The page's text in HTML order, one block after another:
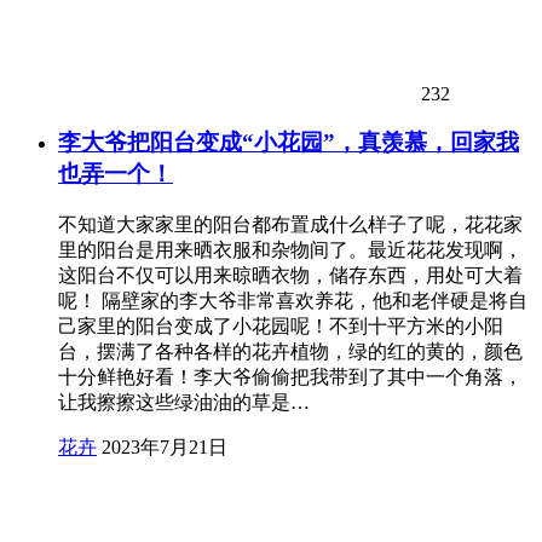
232
李大爷把阳台变成“小花园”，真羡慕，回家我
也弄一个！
不知道大家家里的阳台都布置成什么样子了呢，花花家
里的阳台是用来晒衣服和杂物间了。最近花花发现啊，
这阳台不仅可以用来晾晒衣物，储存东西，用处可大着
呢！ 隔壁家的李大爷非常喜欢养花，他和老伴硬是将自
己家里的阳台变成了小花园呢！不到十平方米的小阳
台，摆满了各种各样的花卉植物，绿的红的黄的，颜色
十分鲜艳好看！李大爷偷偷把我带到了其中一个角落，
让我擦擦这些绿油油的草是…
花卉 2023年7月21日